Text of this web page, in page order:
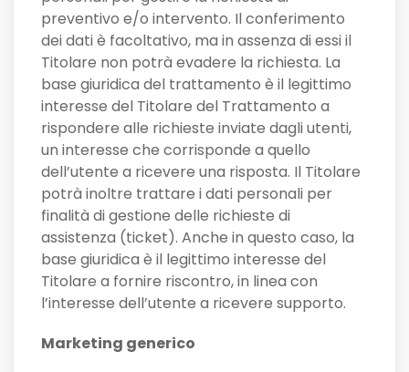
preventivo e/o intervento. Il conferimento
dei dati è facoltativo, ma in assenza di essi il
Titolare non potrà evadere la richiesta. La
base giuridica del trattamento è il legittimo
interesse del Titolare del Trattamento a
rispondere alle richieste inviate dagli utenti,
un interesse che corrisponde a quello
dell’utente a ricevere una risposta. Il Titolare
potrà inoltre trattare i dati personali per
finalità di gestione delle richieste di
assistenza (ticket). Anche in questo caso, la
base giuridica è il legittimo interesse del
Titolare a fornire riscontro, in linea con
l’interesse dell’utente a ricevere supporto.
Marketing generico